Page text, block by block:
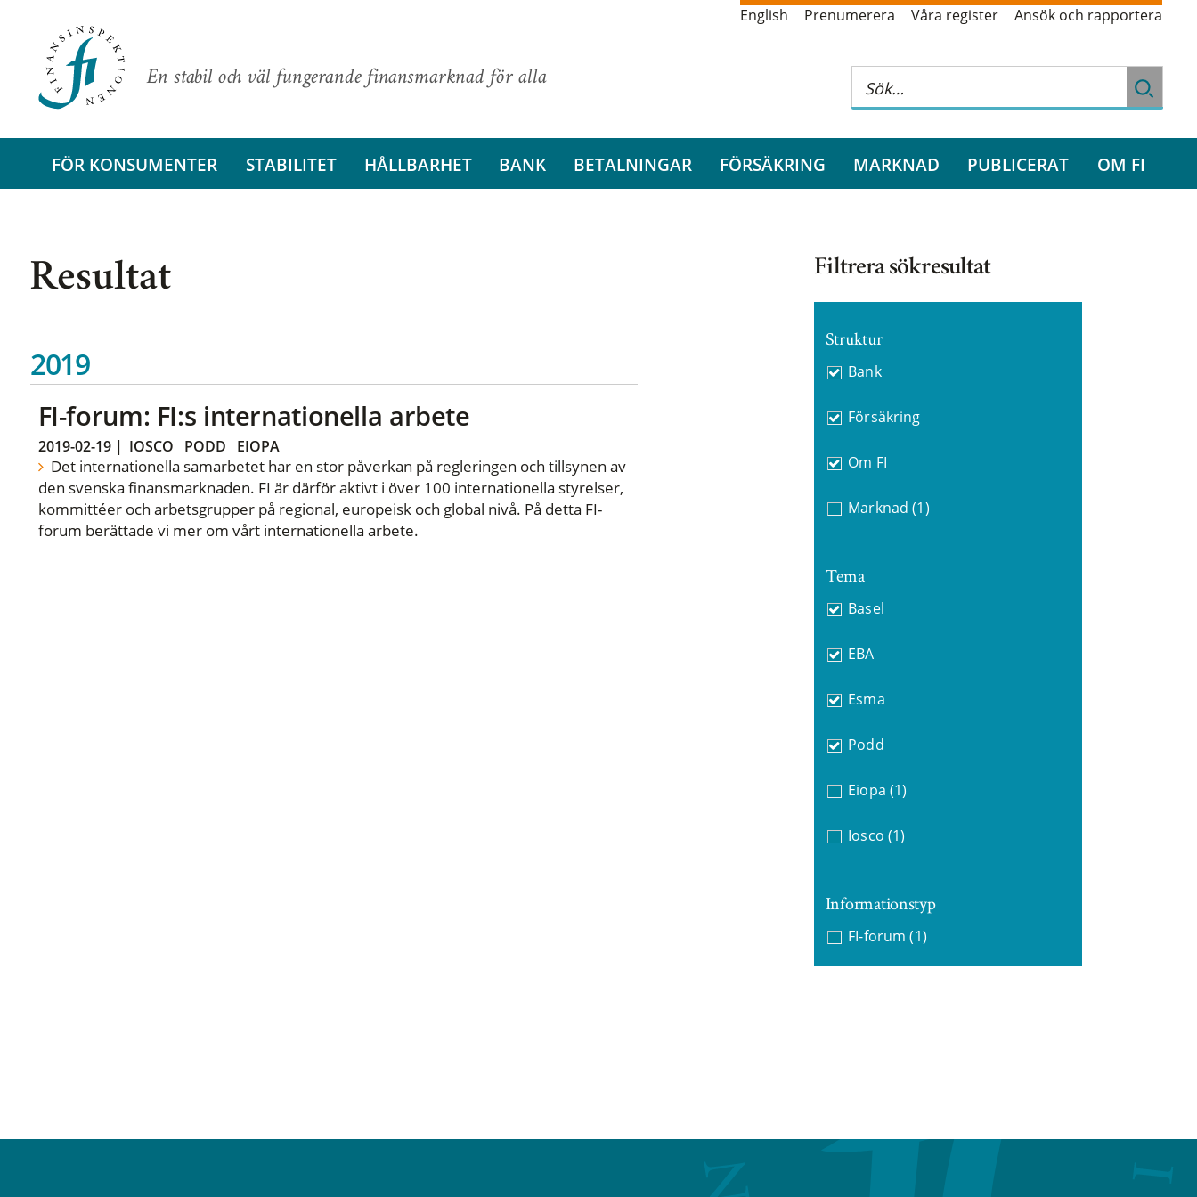
En stabil och väl fungerande finansmarknad för alla
English Prenumerera Våra register Ansök och rapportera
FÖR KONSUMENTER STABILITET HÅLLBARHET BANK BETALNINGAR FÖRSÄKRING MARKNAD PUBLICERAT OM FI
Resultat
2019
FI-forum: FI:s internationella arbete
2019-02-19| IOSCO PODD EIOPA
Det internationella samarbetet har en stor påverkan på regleringen och tillsynen av
den svenska finansmarknaden. FI är därför aktivt i över 100 internationella styrelser,
kommittéer och arbetsgrupper på regional, europeisk och global nivå. På detta FI-
forum berättade vi mer om vårt internationella arbete.
Filtrera sökresultat
Struktur
Bank
Försäkring
Om FI
Marknad (1)
Tema
Basel
EBA
Esma
Podd
Eiopa (1)
Iosco (1)
Informationstyp
FI-forum (1)